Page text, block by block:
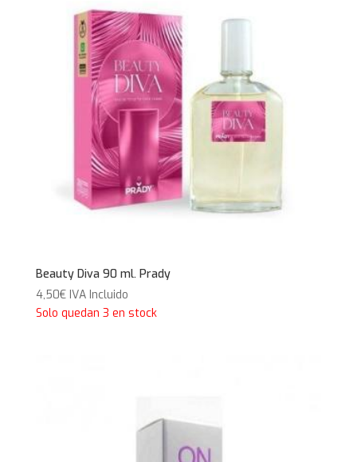
Beauty Diva 90 ml. Prady
4,50€ IVA Incluido
Solo quedan 3 en stock